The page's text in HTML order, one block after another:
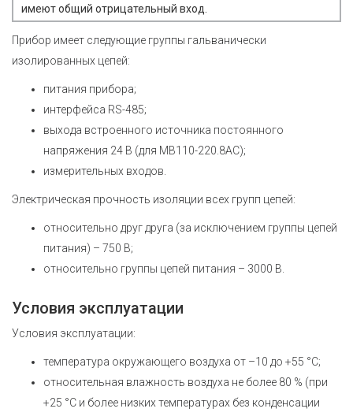
имеют общий отрицательный вход.
Прибор имеет следующие группы гальванически
изолированных цепей:
питания прибора;
интерфейса RS-485;
выхода встроенного источника постоянного
напряжения 24 В (для МВ110-220.8АС);
измерительных входов.
Электрическая прочность изоляции всех групп цепей:
относительно друг друга (за исключением группы цепей
питания) – 750 В;
относительно группы цепей питания – 3000 В.
Условия эксплуатации
Условия эксплуатации:
температура окружающего воздуха от –10 до +55 °C;
относительная влажность воздуха не более 80 % (при
+25 °C и более низких температурах без конденсации